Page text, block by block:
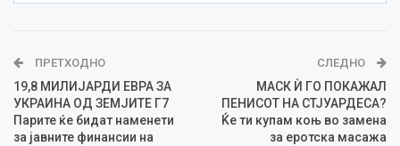
ПРЕТХОДНО
19,8 МИЛИЈАРДИ ЕВРА ЗА
УКРАИНА ОД ЗЕМЈИТЕ Г7
Парите ќе бидат наменети
за јавните финансии на
СЛЕДНО
MAСК Ѝ ГО ПОКАЖАЛ
ПЕНИСОТ НА СТЈУАРДЕСА?
Ќе ти купам коњ во замена
за еротска масажа